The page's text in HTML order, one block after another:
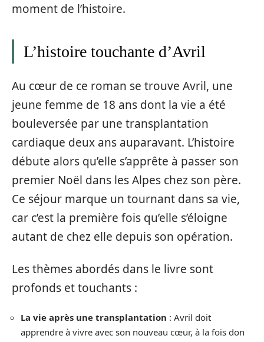
moment de l’histoire.
L’histoire touchante d’Avril
Au cœur de ce roman se trouve Avril, une
jeune femme de 18 ans dont la vie a été
bouleversée par une transplantation
cardiaque deux ans auparavant. L’histoire
débute alors qu’elle s’apprête à passer son
premier Noël dans les Alpes chez son père.
Ce séjour marque un tournant dans sa vie,
car c’est la première fois qu’elle s’éloigne
autant de chez elle depuis son opération.
Les thèmes abordés dans le livre sont
profonds et touchants :
La vie après une transplantation : Avril doit
apprendre à vivre avec son nouveau cœur, à la fois don